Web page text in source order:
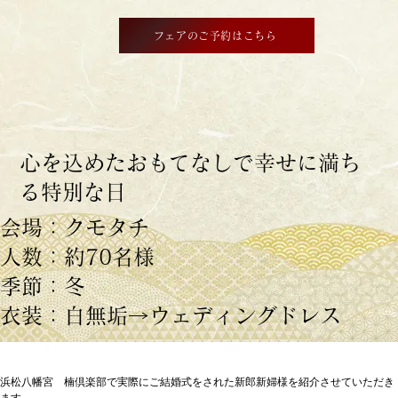
フェアのご予約はこちら
心を込めたおもてなしで幸せに満ち
る特別な日
会場：クモタチ
人数：約70名様
季節：冬
衣装：白無垢→ウェディングドレス
浜松八幡宮　楠倶楽部で実際にご結婚式をされた新郎新婦様を紹介させていただき